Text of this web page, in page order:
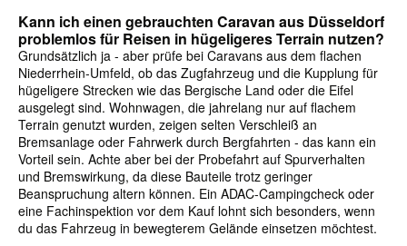
Kann ich einen gebrauchten Caravan aus Düsseldorf
problemlos für Reisen in hügeligeres Terrain nutzen?
Grundsätzlich ja - aber prüfe bei Caravans aus dem flachen
Niederrhein-Umfeld, ob das Zugfahrzeug und die Kupplung für
hügeligere Strecken wie das Bergische Land oder die Eifel
ausgelegt sind. Wohnwagen, die jahrelang nur auf flachem
Terrain genutzt wurden, zeigen selten Verschleiß an
Bremsanlage oder Fahrwerk durch Bergfahrten - das kann ein
Vorteil sein. Achte aber bei der Probefahrt auf Spurverhalten
und Bremswirkung, da diese Bauteile trotz geringer
Beanspruchung altern können. Ein ADAC-Campingcheck oder
eine Fachinspektion vor dem Kauf lohnt sich besonders, wenn
du das Fahrzeug in bewegterem Gelände einsetzen möchtest.